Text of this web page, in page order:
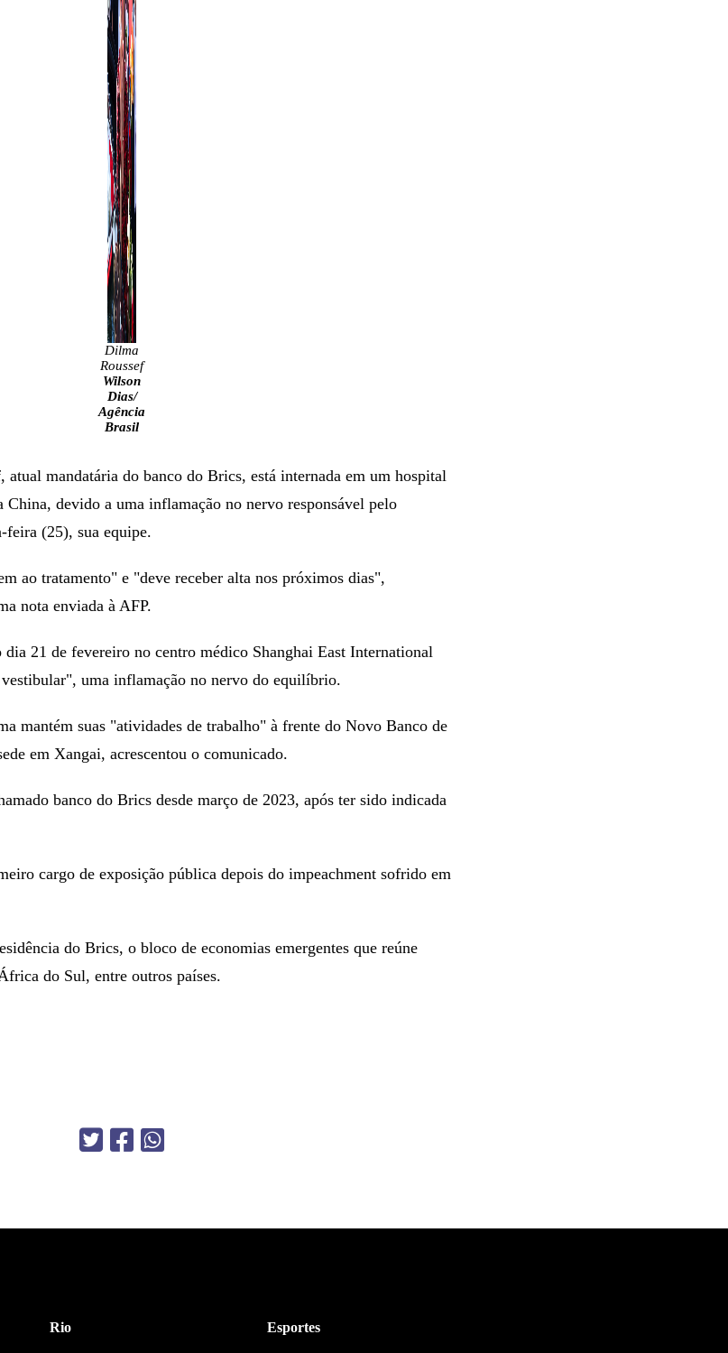
Dilma
Roussef
Wilson
Dias/
Agência
Brasil
mandatária do banco do Brics, está internada em um hospital
China, devido a uma inflamação no nervo responsável pelo
(25), sua equipe.
ao tratamento" e "deve receber alta nos próximos dias",
nota enviada à AFP.
21 de fevereiro no centro médico Shanghai East International
uma inflamação no nervo do equilíbrio.
mantém suas "atividades de trabalho" à frente do Novo Banco de
em Xangai, acrescentou o comunicado.
banco do Brics desde março de 2023, após ter sido indicada
cargo de exposição pública depois do impeachment sofrido em
do Brics, o bloco de economias emergentes que reúne
do Sul, entre outros países.
Rio
Esportes